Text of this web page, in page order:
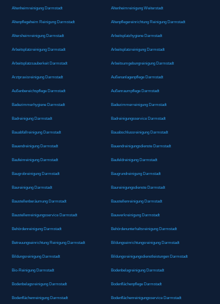
Altenheimreinigung Darmstadt Altenheimreinigung Weiterstadt
Altenpflegeheim Reinigung Darmstadt Altenpflegereinrichtung Reinigung Darmstadt
Altersheimreinigung Darmstadt Arbeitsplatzhygiene Darmstadt
Arbeitsplatzreinigung Darmstadt Arbeitsplatzreinigung Darmstadt
Arbeitsplatzsauberkeit Darmstadt Arbeitsumgebungreinigung Darmstadt
Arztpraxisreinigung Darmstadt Außenanlagenpflege Darmstadt
Außenbereichspflege Darmstadt Außenraumpflege Darmstadt
Badezimmerhygiene Darmstadt Badezimmerreinigung Darmstadt
Badreinigung Darmstadt Badreinigungsservice Darmstadt
Bauabfallreinigung Darmstadt Bauabschlussreinigung Darmstadt
Bauendreinigung Darmstadt Bauendreinigungsdienste Darmstadt
Baufeinreinigung Darmstadt Baufeldreinigung Darmstadt
Baugrobreinigung Darmstadt Baugrundreinigung Darmstadt
Baureinigung Darmstadt Baureinigungsdienste Darmstadt
Baustellenberäumung Darmstadt Baustellenreinigung Darmstadt
Baustellenreinigungsservice Darmstadt Bauwerkreinigung Darmstadt
Behördenreinigung Darmstadt Behördenunterhaltsreinigung Darmstadt
Betreuungseinrichtung Reinigung Darmstadt Bildungseinrichtungsreinigung Darmstadt
Bildungsreinigung Darmstadt Bildungsreinigungsdienstleistungen Darmstadt
Bio-Reinigung Darmstadt Bodenbelagreinigung Darmstadt
Bodenbelagsreinigung Darmstadt Bodenflächenpflege Darmstadt
Bodenflächenreinigung Darmstadt Bodenflächenreinigungsservice Darmstadt